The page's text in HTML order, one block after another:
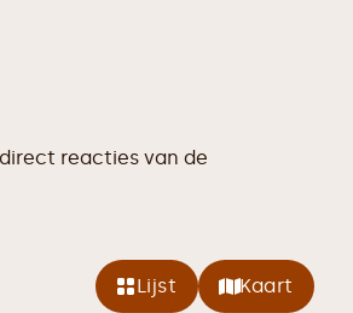
reacties van de
Lijst Kaart